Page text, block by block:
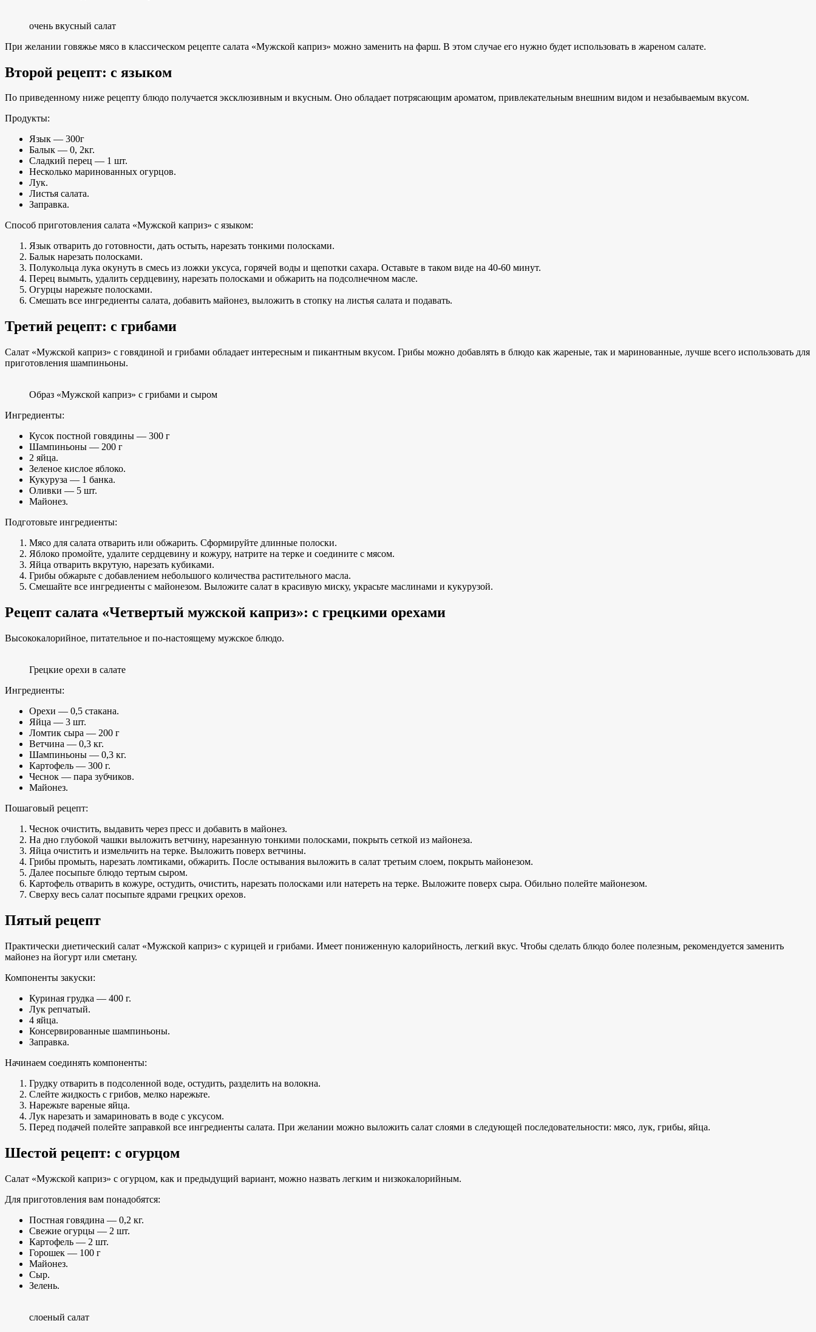
очень вкусный салат
При желании говяжье мясо в классическом рецепте салата «Мужской каприз» можно заменить на фарш. В этом случае его нужно будет использовать в жареном салате.
Второй рецепт: с языком
По приведенному ниже рецепту блюдо получается эксклюзивным и вкусным. Оно обладает потрясающим ароматом, привлекательным внешним видом и незабываемым вкусом.
Продукты:
Язык — 300г
Балык — 0, 2кг.
Сладкий перец — 1 шт.
Несколько маринованных огурцов.
Лук.
Листья салата.
Заправка.
Способ приготовления салата «Мужской каприз» с языком:
Язык отварить до готовности, дать остыть, нарезать тонкими полосками.
Балык нарезать полосками.
Полукольца лука окунуть в смесь из ложки уксуса, горячей воды и щепотки сахара. Оставьте в таком виде на 40-60 минут.
Перец вымыть, удалить сердцевину, нарезать полосками и обжарить на подсолнечном масле.
Огурцы нарежьте полосками.
Смешать все ингредиенты салата, добавить майонез, выложить в стопку на листья салата и подавать.
Третий рецепт: с грибами
Салат «Мужской каприз» с говядиной и грибами обладает интересным и пикантным вкусом. Грибы можно добавлять в блюдо как жареные, так и маринованные, лучше всего использовать для
приготовления шампиньоны.
Образ «Мужской каприз» с грибами и сыром
Ингредиенты:
Кусок постной говядины — 300 г
Шампиньоны — 200 г
2 яйца.
Зеленое кислое яблоко.
Кукуруза — 1 банка.
Оливки — 5 шт.
Майонез.
Подготовьте ингредиенты:
Мясо для салата отварить или обжарить. Сформируйте длинные полоски.
Яблоко промойте, удалите сердцевину и кожуру, натрите на терке и соедините с мясом.
Яйца отварить вкрутую, нарезать кубиками.
Грибы обжарьте с добавлением небольшого количества растительного масла.
Смешайте все ингредиенты с майонезом. Выложите салат в красивую миску, украсьте маслинами и кукурузой.
Рецепт салата «Четвертый мужской каприз»: с грецкими орехами
Высококалорийное, питательное и по-настоящему мужское блюдо.
Грецкие орехи в салате
Ингредиенты:
Орехи — 0,5 стакана.
Яйца — 3 шт.
Ломтик сыра — 200 г
Ветчина — 0,3 кг.
Шампиньоны — 0,3 кг.
Картофель — 300 г.
Чеснок — пара зубчиков.
Майонез.
Пошаговый рецепт:
Чеснок очистить, выдавить через пресс и добавить в майонез.
На дно глубокой чашки выложить ветчину, нарезанную тонкими полосками, покрыть сеткой из майонеза.
Яйца очистить и измельчить на терке. Выложить поверх ветчины.
Грибы промыть, нарезать ломтиками, обжарить. После остывания выложить в салат третьим слоем, покрыть майонезом.
Далее посыпьте блюдо тертым сыром.
Картофель отварить в кожуре, остудить, очистить, нарезать полосками или натереть на терке. Выложите поверх сыра. Обильно полейте майонезом.
Сверху весь салат посыпьте ядрами грецких орехов.
Пятый рецепт
Практически диетический салат «Мужской каприз» с курицей и грибами. Имеет пониженную калорийность, легкий вкус. Чтобы сделать блюдо более полезным, рекомендуется заменить
майонез на йогурт или сметану.
Компоненты закуски:
Куриная грудка — 400 г.
Лук репчатый.
4 яйца.
Консервированные шампиньоны.
Заправка.
Начинаем соединять компоненты:
Грудку отварить в подсоленной воде, остудить, разделить на волокна.
Слейте жидкость с грибов, мелко нарежьте.
Нарежьте вареные яйца.
Лук нарезать и замариновать в воде с уксусом.
Перед подачей полейте заправкой все ингредиенты салата. При желании можно выложить салат слоями в следующей последовательности: мясо, лук, грибы, яйца.
Шестой рецепт: с огурцом
Салат «Мужской каприз» с огурцом, как и предыдущий вариант, можно назвать легким и низкокалорийным.
Для приготовления вам понадобятся:
Постная говядина — 0,2 кг.
Свежие огурцы — 2 шт.
Картофель — 2 шт.
Горошек — 100 г
Майонез.
Сыр.
Зелень.
слоеный салат